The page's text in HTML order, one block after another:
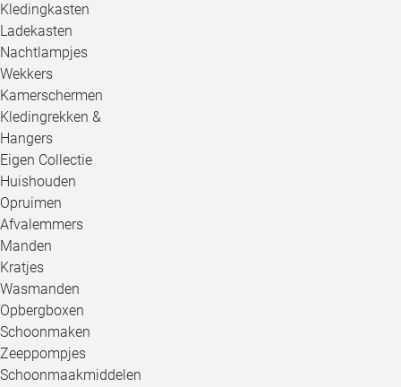
Kledingkasten
Ladekasten
Nachtlampjes
Wekkers
Kamerschermen
Kledingrekken &
Hangers
Eigen Collectie
Huishouden
Opruimen
Afvalemmers
Manden
Kratjes
Wasmanden
Opbergboxen
Schoonmaken
Zeeppompjes
Schoonmaakmiddelen